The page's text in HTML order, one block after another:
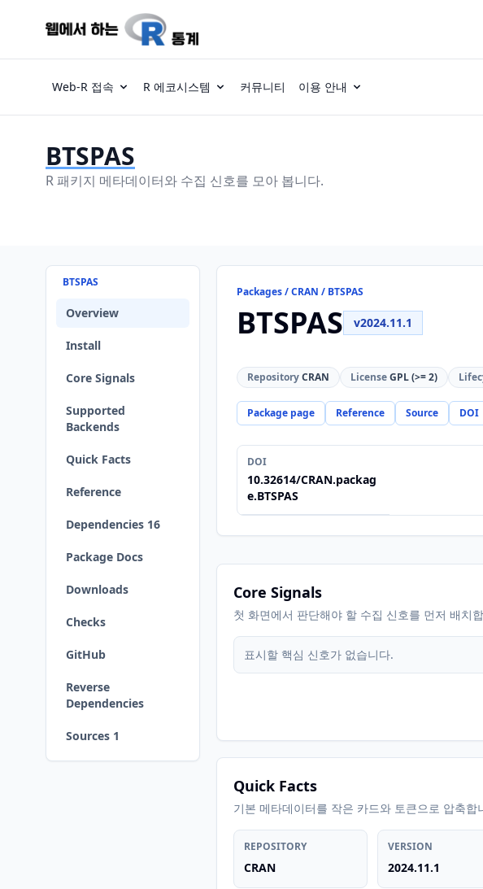
Web-R 접속 R 에코시스템 커뮤니티 이용 안내
BTSPAS
R 패키지 메타데이터와 수집 신호를 모아 봅니다.
BTSPAS
Overview
Install
Core Signals
Supported
Backends
Quick Facts
Reference
Dependencies 16
Package Docs
Downloads
Checks
GitHub
Reverse
Dependencies
Sources 1
Packages / CRAN / BTSPAS
BTSPAS v2024.11.1
RepositoryCRAN LicenseGPL (>= 2)
Package page Reference Source DOI
DOI
10.32614/CRAN.packag
e.BTSPAS
Core Signals
첫 화면에서 판단해야 할 수집 신호를 먼저 배치
표시할 핵심 신호가 없습니다.
Quick Facts
기본 메타데이터를 작은 카드와 토큰으로 압축합
REPOSITORY
CRAN
VERSION
2024.11.1